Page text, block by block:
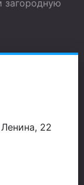
загородную
22